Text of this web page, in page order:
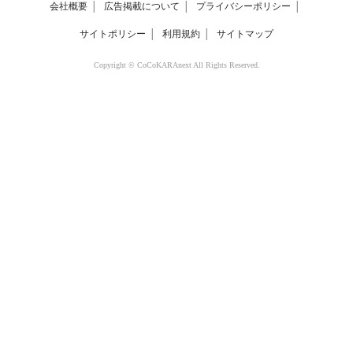
会社概要 広告掲載について プライバシーポリシー
サイトポリシー 利用規約 サイトマップ
Copyright © CoCoKARAnext All Rights Reserved.